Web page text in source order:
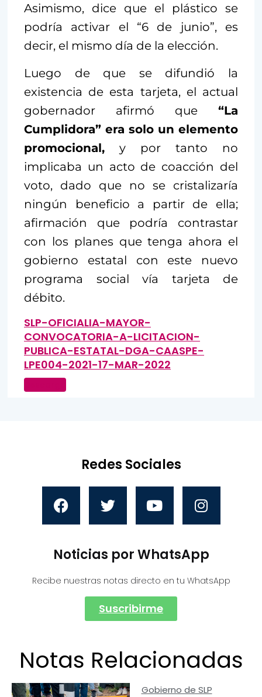
Asimismo, dice que el plástico se
podría activar el “6 de junio”, es
decir, el mismo día de la elección.
Luego de que se difundió la
existencia de esta tarjeta, el actual
gobernador afirmó que “La
Cumplidora” era solo un elemento
promocional, y por tanto no
implicaba un acto de coacción del
voto, dado que no se cristalizaría
ningún beneficio a partir de ella;
afirmación que podría contrastar
con los planes que tenga ahora el
gobierno estatal con este nuevo
programa social vía tarjeta de
débito.
SLP-OFICIALIA-MAYOR-
CONVOCATORIA-A-LICITACION-
PUBLICA-ESTATAL-DGA-CAASPE-
LPE004-2021-17-MAR-2022
Redes Sociales
Noticias por WhatsApp
Recibe nuestras notas directo en tu WhatsApp
Suscribirme
Notas Relacionadas
Gobierno de SLP